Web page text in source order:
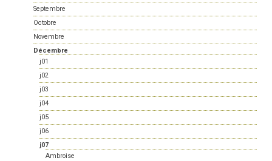
Septembre
Octobre
Novembre
Décembre
j01
j02
j03
j04
j05
j06
j07
Ambroise